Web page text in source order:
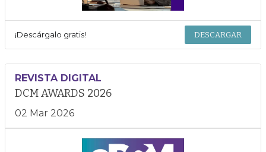
¡Descárgalo gratis! DESCARGAR
REVISTA DIGITAL
DCM AWARDS 2026
02 Mar 2026